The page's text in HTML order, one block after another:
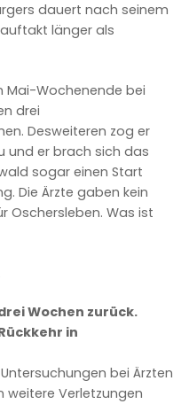
dauert nach seinem
länger als
Mai-Wochenende bei
drei
Desweiteren zog er
und er brach sich das
sogar einen Start
Die Ärzte gaben kein
Oschersleben. Was ist
Wochen zurück.
in
bei Ärzten
weitere Verletzungen